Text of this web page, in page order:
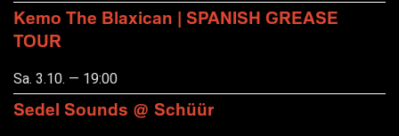
Kemo The Blaxican | SPANISH GREASE
TOUR
Sa. 3.10. — 19:00
Sedel Sounds @ Schüür